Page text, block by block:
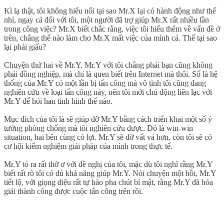
Kì lạ thật, tôi không hiểu nổi tại sao Mr.X lại có hành động như thế
nhỉ, ngay cả đối với tôi, một người đã trợ giúp Mr.X rất nhiều lần
trong công việc? Mr.X biết chắc rằng, việc tôi hiểu thêm về vấn đề ở
trên, chẳng thể nào làm cho Mr.X mất việc của mình cả. Thế tại sao
lại phải giấu?
Chuyện thứ hai về Mr.Y. Mr.Y với tôi chẳng phải bạn cũng không
phải đồng nghiệp, mà chỉ là quen biết trên Internet mà thôi. Số là hệ
thống của Mr.Y có một lần bị tấn công mà vô tình tôi cũng đang
nghiên cứu về loại tấn công này, nên tôi mới chủ động liên lạc với
Mr.Y để hỏi han tình hình thế nào.
Mục đích của tôi là sẽ giúp đỡ Mr.Y bằng cách triển khai một số ý
tưởng phòng chống mà tôi nghiên cứu được. Đó là win-win
situation, hai bên cùng có lợi. Mr.Y sẽ đỡ vất vả hơn, còn tôi sẽ có
cơ hội kiểm nghiệm giải pháp của mình trong thực tế.
Mr.Y tỏ ra rất thờ ơ với đề nghị của tôi, mặc dù tôi nghĩ rằng Mr.Y
biết rất rõ tôi có đủ khả năng giúp Mr.Y. Nói chuyện một hồi, Mr.Y
tiết lộ, với giọng điệu rất tự hào pha chút bí mật, rằng Mr.Y đã hóa
giải thành công được cuộc tấn công trên rồi.